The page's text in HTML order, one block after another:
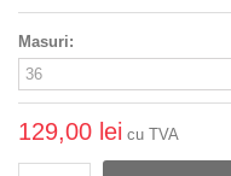
Masuri:
129,00 lei cu TVA